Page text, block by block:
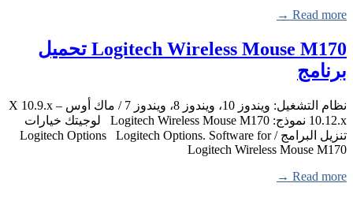
Read more →
Logitech Wireless Mouse M170 تحميل
برنامج
نظام التشغيل: ويندوز 10، ويندوز 8، ويندوز 7 / ماك أوس X 10.9.x –
10.12.x نموذج: Logitech Wireless Mouse M170 لوجيتك خيارات
تنزيل البرامج / Logitech Options Logitech Options. Software for
Logitech Wireless Mouse M170
Read more →